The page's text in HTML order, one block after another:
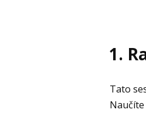
1.
Tato